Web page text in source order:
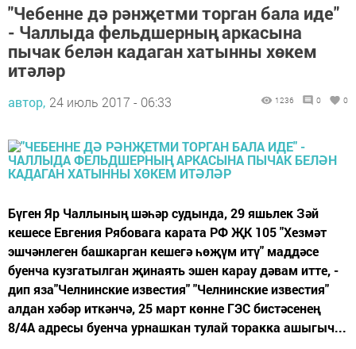
"Чебенне дә рәнҗетми торган бала иде"
- Чаллыда фельдшерның аркасына
пычак белән кадаган хатынны хөкем
итәләр
автор, 24 июль 2017 - 06:33 1236 0 0
Бүген Яр Чаллының шәһәр судында, 29 яшьлек Зәй
кешесе Евгения Рябовага карата РФ ҖК 105 "Хезмәт
эшчәнлеген башкарган кешегә һөҗүм итү" маддәсе
буенча кузгатылган җинаять эшен карау дәвам итте, -
дип яза"Челнинские известия" "Челнинские известия"
алдан хәбәр иткәнчә, 25 март көнне ГЭС бистәсенең
8/4А адресы буенча урнашкан тулай торакка ашыгыч...